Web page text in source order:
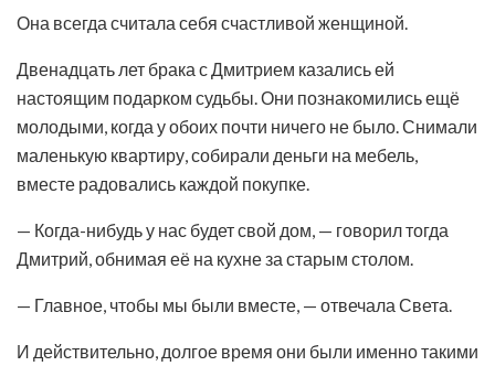
Она всегда считала себя счастливой женщиной.
Двенадцать лет брака с Дмитрием казались ей
настоящим подарком судьбы. Они познакомились ещё
молодыми, когда у обоих почти ничего не было. Снимали
маленькую квартиру, собирали деньги на мебель,
вместе радовались каждой покупке.
— Когда-нибудь у нас будет свой дом, — говорил тогда
Дмитрий, обнимая её на кухне за старым столом.
— Главное, чтобы мы были вместе, — отвечала Света.
И действительно, долгое время они были именно такими